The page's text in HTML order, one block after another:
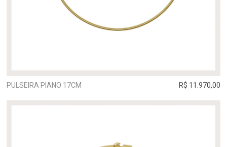
PULSEIRA PIANO 17CM R$ 11.970,00